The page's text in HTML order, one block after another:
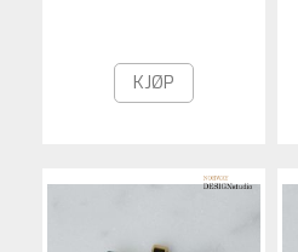
KJØP